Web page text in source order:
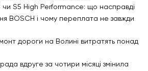
чи S5 High Performance: що насправді
BOSCH і чому переплата не завжди
дороги на Волині витратять понад
вдруге за чотири місяці змінила